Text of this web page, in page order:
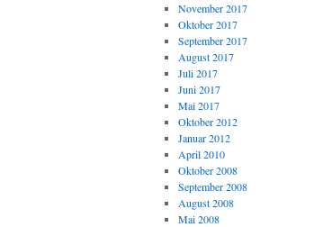
November 2017
Oktober 2017
September 2017
August 2017
Juli 2017
Juni 2017
Mai 2017
Oktober 2012
Januar 2012
April 2010
Oktober 2008
September 2008
August 2008
Mai 2008